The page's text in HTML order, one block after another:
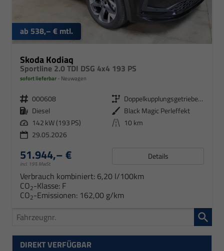
ab 538,– € mtl.
Skoda Kodiaq
Sportline 2.0 TDI DSG 4x4 193 PS
sofort lieferbar Neuwagen
000608
Doppelkupplungsgetriebe (DSG)
Diesel
Black Magic Perleffekt
142 kW (193 PS)
10 km
29.05.2026
51.944,– €
incl. 19% MwSt.
Details
Verbrauch kombiniert: 6,20 l/100km
CO2-Klasse: F
CO2-Emissionen: 162,00 g/km
Fahrzeugnr.
DIREKT VERFÜGBAR